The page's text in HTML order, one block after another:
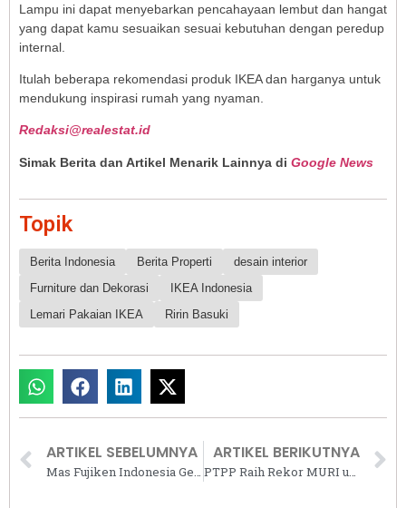
Lampu ini dapat menyebarkan pencahayaan lembut dan hangat
yang dapat kamu sesuaikan sesuai kebutuhan dengan peredup
internal.
Itulah beberapa rekomendasi produk IKEA dan harganya untuk
mendukung inspirasi rumah yang nyaman.
Redaksi@realestat.id
Simak Berita dan Artikel Menarik Lainnya di Google News
Topik
Berita Indonesia Berita Properti
desain interior
Furniture dan Dekorasi
IKEA Indonesia
Lemari Pakaian IKEA
Ririn Basuki
ARTIKEL SEBELUMNYA
Mas Fujiken Indonesia Gelar Grand Launching Seion Tangerang, Harga Mulai Rp1 Miliar
ARTIKEL BERIKUTNYA
PTPP Raih Rekor MURI untuk Gedung Pertama dengan Kaca Fotovoltaik di Indonesia